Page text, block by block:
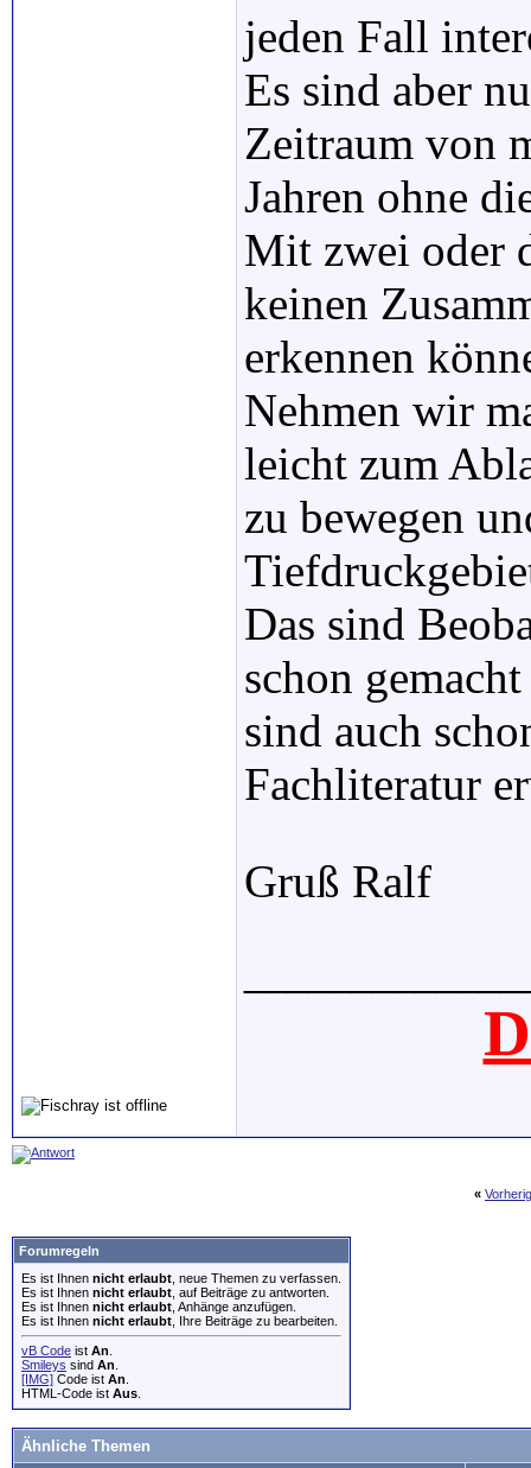
jeden Fall
Es sind aber
Zeitraum von
Jahren ohne
Mit zwei oder
keinen
erkennen
Nehmen wir
leicht zum
zu bewegen
Das sind
schon
sind auch
Fachliteratur
Gruß Ralf
«
Forumregeln
Es ist Ihnen nicht erlaubt , neue Themen zu verfassen.
Es ist Ihnen nicht erlaubt , auf Beiträge zu antworten.
Es ist Ihnen nicht erlaubt , Anhänge anzufügen.
Es ist Ihnen nicht erlaubt , Ihre Beiträge zu bearbeiten.
vB Code ist An
Smileys sind An
[IMG] Code ist An
HTML-Code ist Aus
Ähnliche Themen